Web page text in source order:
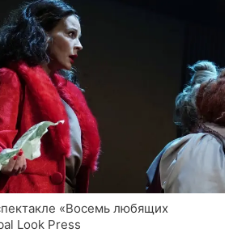
«Восемь любящих
Look Press